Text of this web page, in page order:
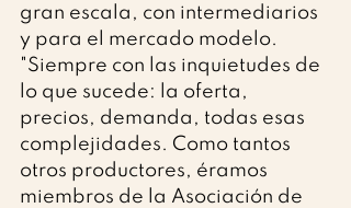
gran escala, con intermediarios
y para el mercado modelo.
"Siempre con las inquietudes de
lo que sucede: la oferta,
precios, demanda, todas esas
complejidades. Como tantos
otros productores, éramos
miembros de la Asociación de